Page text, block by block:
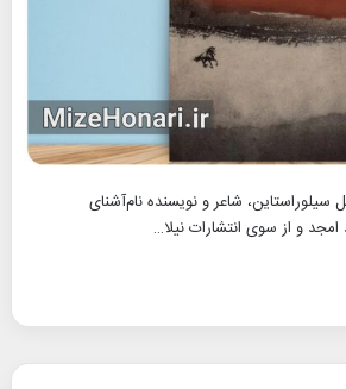
سیلوراستاین، شاعر و نویسنده نام‌آشنای
و از سوی انتشارات نیلا…